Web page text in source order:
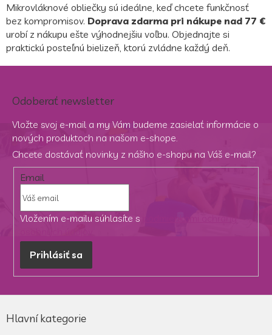
Mikrovláknové obliečky sú ideálne, keď chcete funkčnosť
bez kompromisov. Doprava zdarma pri nákupe nad 77 €
urobí z nákupu ešte výhodnejšiu voľbu. Objednajte si
praktickú posteľnú bielizeň, ktorú zvládne každý deň.
Odoberať newsletter
Vložte svoj e-mail a my Vám budeme zasielať informácie o
nových produktoch na našom e-shope.
Chcete dostávať novinky z nášho e-shopu na Váš e-mail?
Email
Vložením e-mailu súhlasíte s
Prihlásiť sa
Hlavní kategorie